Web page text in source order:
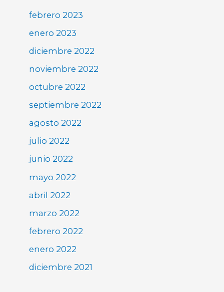
febrero 2023
enero 2023
diciembre 2022
noviembre 2022
octubre 2022
septiembre 2022
agosto 2022
julio 2022
junio 2022
mayo 2022
abril 2022
marzo 2022
febrero 2022
enero 2022
diciembre 2021